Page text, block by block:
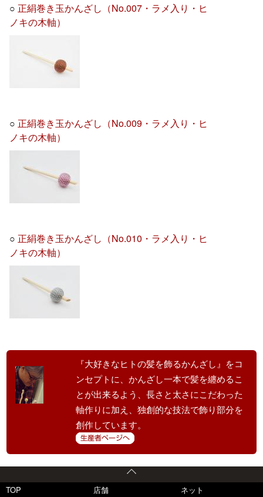
○ 正絹巻き玉かんざし（No.007・ラメ入り・ヒ
ノキの木軸）
○ 正絹巻き玉かんざし（No.009・ラメ入り・ヒ
ノキの木軸）
○ 正絹巻き玉かんざし（No.010・ラメ入り・ヒ
ノキの木軸）
『大好きなヒトの髪を飾るかんざし』をコ
ンセプトに、かんざし一本で髪を纏めるこ
とが出来るよう、長さと太さにこだわった
軸作りに加え、独創的な技法で飾り部分を
創作しています。
TOP 店舗 ネット